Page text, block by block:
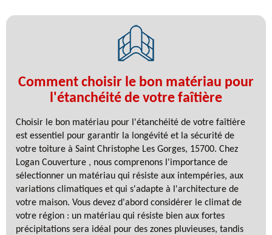
Comment choisir le bon matériau pour
l'étanchéité de votre faîtière
Choisir le bon matériau pour l'étanchéité de votre faîtière
est essentiel pour garantir la longévité et la sécurité de
votre toiture à Saint Christophe Les Gorges, 15700. Chez
Logan Couverture , nous comprenons l'importance de
sélectionner un matériau qui résiste aux intempéries, aux
variations climatiques et qui s'adapte à l'architecture de
votre maison. Vous devez d'abord considérer le climat de
votre région : un matériau qui résiste bien aux fortes
précipitations sera idéal pour des zones pluvieuses, tandis